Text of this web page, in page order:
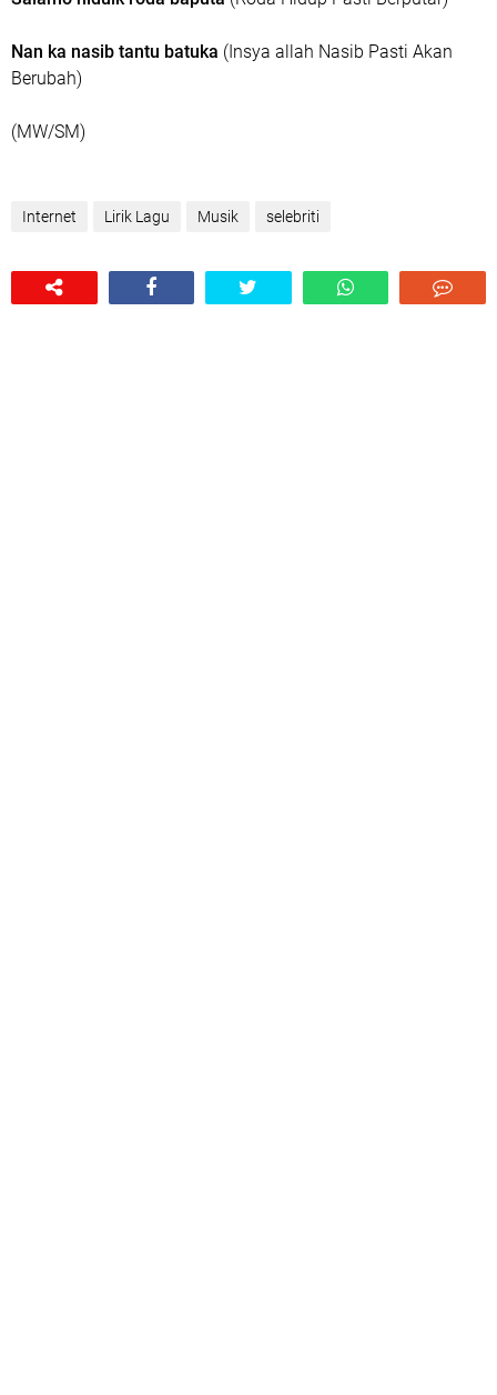
Nan ka nasib tantu batuka (Insya allah Nasib Pasti Akan
Berubah)
(MW/SM)
Internet Lirik Lagu Musik selebriti